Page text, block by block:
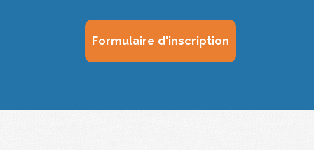
Formulaire d'inscription